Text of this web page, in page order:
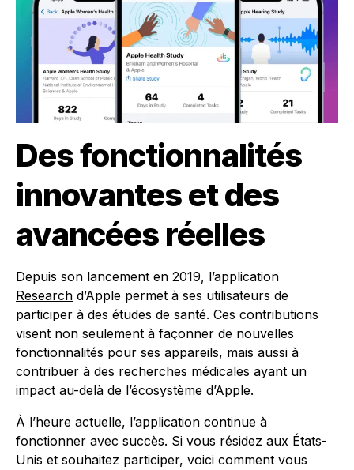
Des fonctionnalités
innovantes et des
avancées réelles
Depuis son lancement en 2019, l’application
Research d’Apple permet à ses utilisateurs de
participer à des études de santé. Ces contributions
visent non seulement à façonner de nouvelles
fonctionnalités pour ses appareils, mais aussi à
contribuer à des recherches médicales ayant un
impact au-delà de l’écosystème d’Apple.
À l’heure actuelle, l’application continue à
fonctionner avec succès. Si vous résidez aux États-
Unis et souhaitez participer, voici comment vous